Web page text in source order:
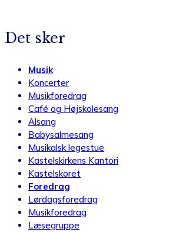
Det sker
Musik
Koncerter
Musikforedrag
Café og Højskolesang
Alsang
Babysalmesang
Musikalsk legestue
Kastelskirkens Kantori
Kastelskoret
Foredrag
Lørdagsforedrag
Musikforedrag
Læsegruppe